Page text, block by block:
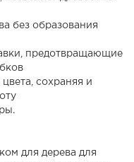
без образования
предотвращающие
сохраняя и
для дерева для